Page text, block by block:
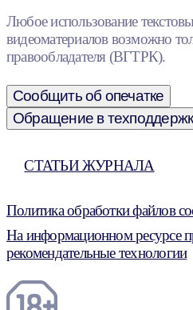
Любое использование
видеоматериалов возможно
правообладателя (ВГТРК).
Сообщить об опечатке
Обращение в
СТАТЬИ ЖУРНАЛА
Политика обработки файлов
На информационном ресурсе
рекомендательные технологии